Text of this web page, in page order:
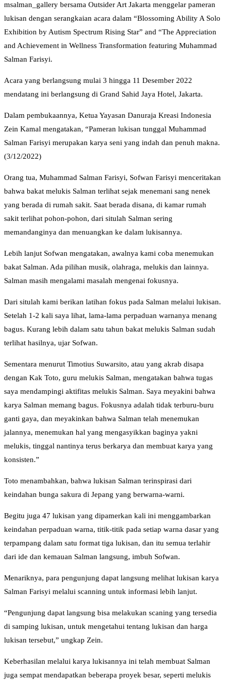
msalman_gallery bersama Outsider Art Jakarta menggelar pameran
lukisan dengan serangkaian acara dalam “Blossoming Ability A Solo
Exhibition by Autism Spectrum Rising Star” and “The Appreciation
and Achievement in Wellness Transformation featuring Muhammad
Salman Farisyi.
Acara yang berlangsung mulai 3 hingga 11 Desember 2022
mendatang ini berlangsung di Grand Sahid Jaya Hotel, Jakarta.
Dalam pembukaannya, Ketua Yayasan Danuraja Kreasi Indonesia
Zein Kamal mengatakan, “Pameran lukisan tunggal Muhammad
Salman Farisyi merupakan karya seni yang indah dan penuh makna.
(3/12/2022)
Orang tua, Muhammad Salman Farisyi, Sofwan Farisyi menceritakan
bahwa bakat melukis Salman terlihat sejak menemani sang nenek
yang berada di rumah sakit. Saat berada disana, di kamar rumah
sakit terlihat pohon-pohon, dari situlah Salman sering
memandanginya dan menuangkan ke dalam lukisannya.
Lebih lanjut Sofwan mengatakan, awalnya kami coba menemukan
bakat Salman. Ada pilihan musik, olahraga, melukis dan lainnya.
Salman masih mengalami masalah mengenai fokusnya.
Dari situlah kami berikan latihan fokus pada Salman melalui lukisan.
Setelah 1-2 kali saya lihat, lama-lama perpaduan warnanya menang
bagus. Kurang lebih dalam satu tahun bakat melukis Salman sudah
terlihat hasilnya, ujar Sofwan.
Sementara menurut Timotius Suwarsito, atau yang akrab disapa
dengan Kak Toto, guru melukis Salman, mengatakan bahwa tugas
saya mendampingi aktifitas melukis Salman. Saya meyakini bahwa
karya Salman memang bagus. Fokusnya adalah tidak terburu-buru
ganti gaya, dan meyakinkan bahwa Salman telah menemukan
jalannya, menemukan hal yang mengasyikkan baginya yakni
melukis, tinggal nantinya terus berkarya dan membuat karya yang
konsisten.”
Toto menambahkan, bahwa lukisan Salman terinspirasi dari
keindahan bunga sakura di Jepang yang berwarna-warni.
Begitu juga 47 lukisan yang dipamerkan kali ini menggambarkan
keindahan perpaduan warna, titik-titik pada setiap warna dasar yang
terpampang dalam satu format tiga lukisan, dan itu semua terlahir
dari ide dan kemauan Salman langsung, imbuh Sofwan.
Menariknya, para pengunjung dapat langsung melihat lukisan karya
Salman Farisyi melalui scanning untuk informasi lebih lanjut.
“Pengunjung dapat langsung bisa melakukan scaning yang tersedia
di samping lukisan, untuk mengetahui tentang lukisan dan harga
lukisan tersebut,” ungkap Zein.
Keberhasilan melalui karya lukisannya ini telah membuat Salman
juga sempat mendapatkan beberapa proyek besar, seperti melukis